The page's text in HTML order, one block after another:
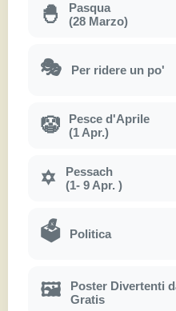
🐣
Pasqua
(28 Marzo)
🎭 Per ridere un po'
🤡
Pesce d'Aprile
(1 Apr.)
✡
Pessach
(1- 9 Apr. )
🗳 Politica
🖼
Poster Divertenti
Gratis